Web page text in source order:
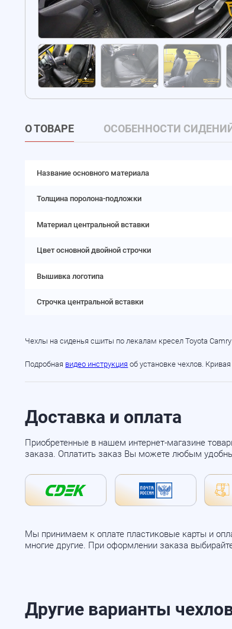
О ТОВАРЕ ОСОБЕННОСТИ
Название основного материала
Толщина поролона-подложки
Материал центральной вставки
Цвет основной двойной строчки
Вышивка логотипа
Строчка центральной вставки
Чехлы на сиденья сшиты по лекалам кресел Toyota
Подробная видео инструкция об установке чехлов.
Доставка и оплата
Приобретенные в нашем интернет-магазине
заказа. Оплатить заказ Вы можете любым
Мы принимаем к оплате пластиковые карты и
многие другие. При оформлении заказа
Другие варианты